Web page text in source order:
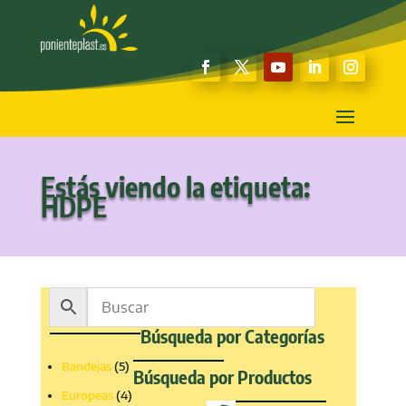
Estás viendo la etiqueta:
HDPE
Búsqueda por Categorías
Bandejas 55
productos
Europeas 44
Búsqueda por Productos